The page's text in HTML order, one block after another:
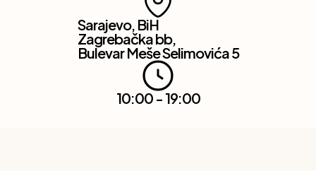
Sarajevo, BiH
Zagrebačka bb,
Bulevar Meše Selimovića 5
10:00 - 19:00